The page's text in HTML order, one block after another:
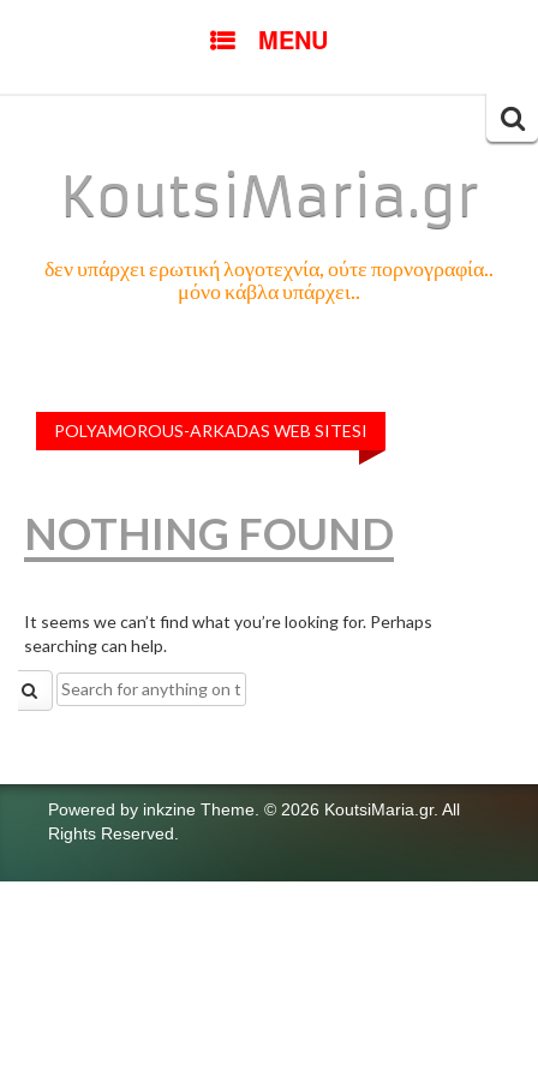
MENU
KoutsiMaria.gr
δεν υπάρχει ερωτική λογοτεχνία, ούτε πορνογραφία..
μόνο κάβλα υπάρχει..
POLYAMOROUS-ARKADAS WEB SITESI
NOTHING FOUND
It seems we can’t find what you’re looking for. Perhaps
searching can help.
Search
for:
Powered by inkzine Theme © 2026 KoutsiMaria.gr. All
Rights Reserved.